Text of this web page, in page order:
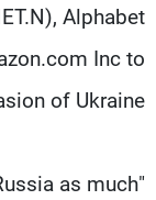
Alphabet
Inc to
of Ukraine.
as much